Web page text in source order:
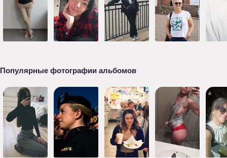
Популярные фотографии альбомов